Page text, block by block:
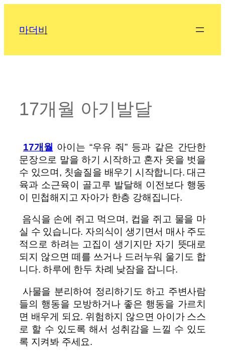
마더비
17개월 아기발달
17개월 아이는 “우유 줘” 등과 같은 간단한
문장으로 말을 하기 시작하고 혼자 옷을 벗을
수 있으며, 칫솔질을 배우기 시작합니다. 대근
육과 소근육이 골고루 발달해 이전보다 행동
이 민첩해지고 자아가 한층 강해집니다.
음식을 손에 쥐고 먹으며, 컵을 쥐고 물을 마
실 수 있습니다. 자의식이 생기면서 매사 주도
적으로 하려는 고집이 생기지만 자기 뜻대로
되지 않으면 떼를 쓰거나 드러누워 울기도 합
니다. 하루에 한두 차례 낮잠을 잡니다.
사물을 분리하여 정리하기도 하고 주변사람
들의 행동을 모방하거나 좋은 행동을 가르치
면 배우게 되요. 위험하지 않으면 아이가 스스
로 할 수 있도록 해서 성취감을 느낄 수 있도
록 지켜봐 주세요.